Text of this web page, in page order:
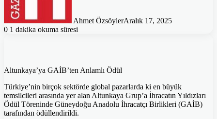
Ahmet ÖzsöylerAralık 17, 2025
0 1 dakika okuma süresi
Altunkaya’ya GAİB’ten Anlamlı Ödül
Türkiye’nin birçok sektörde global pazarlarda ki en büyük
temsilcileri arasında yer alan Altunkaya Grup’a İhracatın Yıldızları
Ödül Töreninde Güneydoğu Anadolu İhracatçı Birlikleri (GAİB)
tarafından ödüllendirildi.